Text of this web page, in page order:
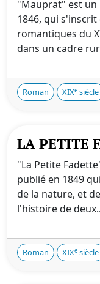
"Mauprat" est un
1846, qui
romantiques du
dans un cadre
Roman XIXe siècle
LA PETITE
"La Petite
publié en 1849
de la nature, et
l'histoire de
Roman XIXe siècle